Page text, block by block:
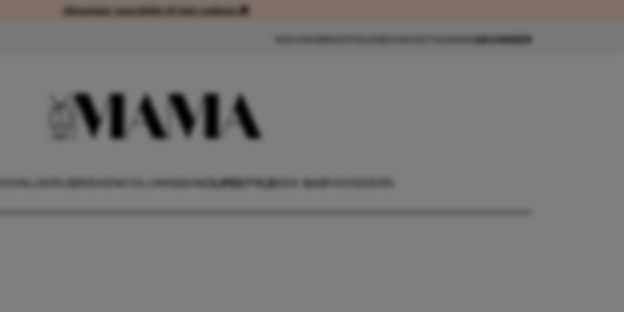
Abonneer voordelig of met cadeau 🎁Abonneer voordelig of met cadeau 🎁
ABONNEER